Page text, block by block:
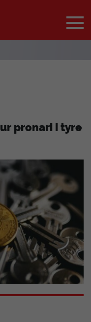
pronari i tyre